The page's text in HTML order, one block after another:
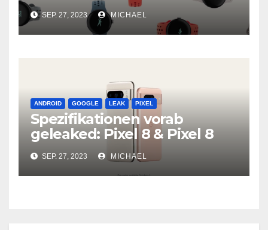
SEP. 27, 2023 MICHAEL
ANDROID GOOGLE LEAK PIXEL
Spezifikationen vorab
geleaked: Pixel 8 & Pixel 8
Pro
SEP. 27, 2023 MICHAEL